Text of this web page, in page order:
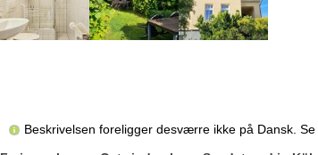
Beskrivelsen foreligger desværre ikke på Dansk.